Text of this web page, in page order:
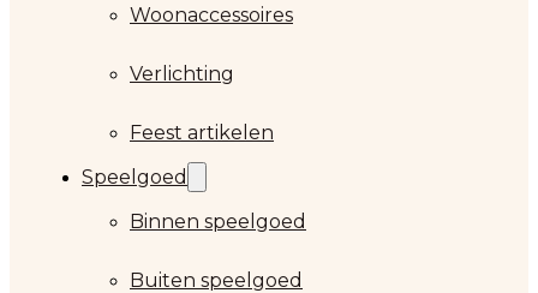
Woonaccessoires
Verlichting
Feest artikelen
Speelgoed
Binnen speelgoed
Buiten speelgoed